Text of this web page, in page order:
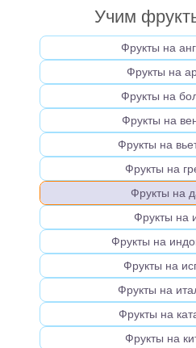
Учим
Фрукты на
Фрукты на
Фрукты на
Фрукты на
Фрукты на
Фрукты на
Фрукты на
Фрукты на
Фрукты на
Фрукты на
Фрукты на
Фрукты на
Фрукты на